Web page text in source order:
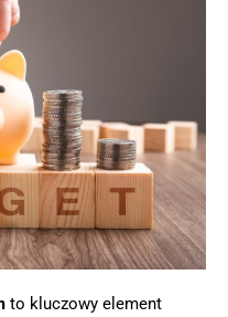
to kluczowy element